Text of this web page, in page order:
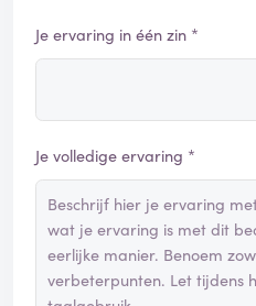
Je ervaring in één zin *
Je volledige ervaring *